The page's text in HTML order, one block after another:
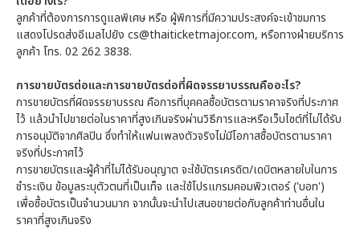
ลูกค้าที่ต้องการการดูแลพิเศษ หรือ ผู้พิการที่มีความประสงค์จะเข้าชมการ
แสดงโปรดส่งอีเมลไปยัง cs@thaiticketmajor.com, หรือทางฝ่ายบริการ
ลูกค้า โทร. 02 262 3838.
การขายบัตรต่อและการขายบัตรต่อที่ผิดจรรยาบรรณคืออะไร?
การขายบัตรที่ผิดจรรยาบรรณ คือการที่บุคคลซื้อบัตรตามราคาจริงที่ประกาศ
ไว้ แล้วนำไปขายต่อในราคาที่สูงเกินจริงผ่านวิธีการและหรือเว็บไซต์ที่ไม่ได้รับ
การอนุมัติจากศิลปิน ซึ่งทำให้แฟนเพลงตัวจริงไม่มีโอกาสซื้อบัตรตามราคา
จริงที่ประกาศไว้
การขายบัตรและผู้ค้าที่ไม่ได้รับอนุญาต จะใช้บัตรเครดิต/เดบิตหลายใบในการ
ชำระเงิน ข้อมูลระบุตัวตนที่เป็นเท็จ และใช้โปรแกรมคอมพิวเตอร์ ('บอท')
เพื่อซื้อบัตรเป็นจำนวนมาก จากนั้นจะนำไปเสนอขายต่อกับลูกค้าท่านอื่นใน
ราคาที่สูงเกินจริง